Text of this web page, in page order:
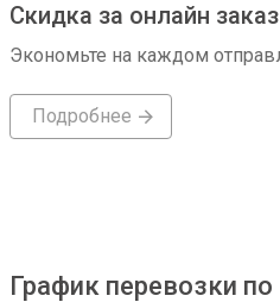
Скидка за онлайн заказ
Экономьте на каждом
Подробнее
График перевозки